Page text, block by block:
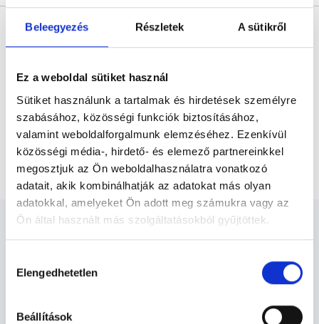
Beleegyezés Részletek A sütikről
Ez a weboldal sütiket használ
Sütiket használunk a tartalmak és hirdetések személyre
szabásához, közösségi funkciók biztosításához,
valamint weboldalforgalmunk elemzéséhez. Ezenkívül
közösségi média-, hirdető- és elemező partnereinkkel
megosztjuk az Ön weboldalhasználatra vonatkozó
adatait, akik kombinálhatják az adatokat más olyan
adatokkal, amelyeket Ön adott meg számukra vagy az
Ön által használt más szolgáltatásokból gyűjtöttek.
szabályzat:https://foglaljorvost.hu/info/foglaljorvost-
kiválasztása
Elengedhetetlen
Beállítások
orvos, aki jogszabályok szerinti szakorvosi szakképesítés
szolgáltató szakorvosa az első részvizsgáig, utána pedig a
felelősségét kizárja esetleges névazonosságért bármely szakorvos
Főoldal Neurológus Első vizsgálat
Neurológus - Neurológia